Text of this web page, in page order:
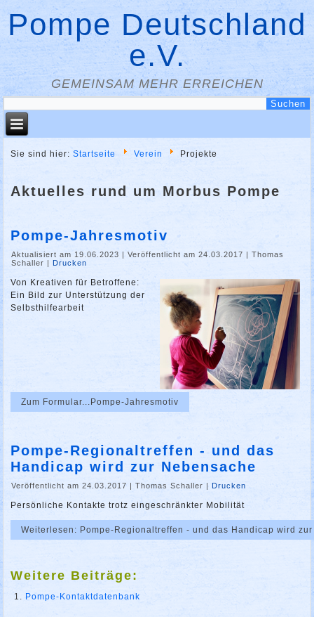
Pompe Deutschland
e.V.
GEMEINSAM MEHR ERREICHEN
Sie sind hier:Startseite Verein Projekte
Aktuelles rund um Morbus Pompe
Pompe-Jahresmotiv
Aktualisiert am 19.06.2023 |Veröffentlicht am 24.03.2017 |Thomas
Schaller |Drucken
Von Kreativen für Betroffene:
Ein Bild zur Unterstützung der
Selbsthilfearbeit
Zum Formular...Pompe-Jahresmotiv
Pompe-Regionaltreffen - und das
Handicap wird zur Nebensache
Veröffentlicht am 24.03.2017 |Thomas Schaller |Drucken
Persönliche Kontakte trotz eingeschränkter Mobilität
Weiterlesen: Pompe-Regionaltreffen - und das Handicap wird
Weitere Beiträge:
Pompe-Kontaktdatenbank